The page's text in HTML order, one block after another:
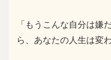
「もうこんな自分は嫌
ら、あなたの人生は変